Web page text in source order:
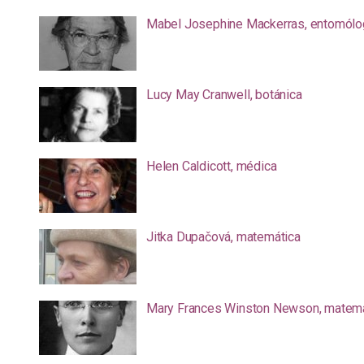
Mabel Josephine Mackerras,
Lucy May Cranwell, botánica
Helen Caldicott, médica
Jitka Dupačová, matemática
Mary Frances Winston Newson,